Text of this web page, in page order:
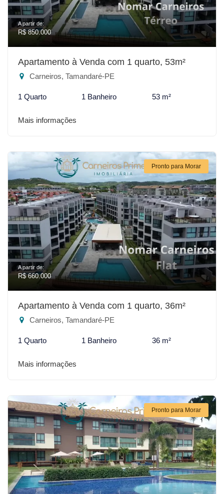
A partir de:
R$ 850.000
Apartamento à Venda com 1 quarto, 53m²
Carneiros, Tamandaré-PE
1 Quarto 1 Banheiro 53 m²
Mais informações
Pronto para Morar
A partir de:
R$ 660.000
Apartamento à Venda com 1 quarto, 36m²
Carneiros, Tamandaré-PE
1 Quarto 1 Banheiro 36 m²
Mais informações
Pronto para Morar